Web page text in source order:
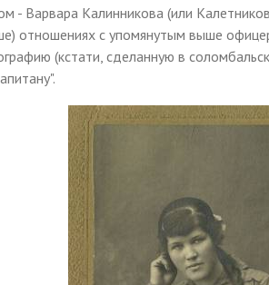
- Варвара Калинникова (или
отношениях с упомянутым выше
(кстати, сделанную в